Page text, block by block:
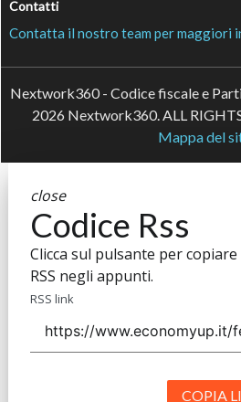
Contatti
Contatta il nostro team per maggiori
Nextwork360 - Codice fiscale e
2026 Nextwork360. ALL RIGHTS
Mappa del
close
Codice Rss
Clicca sul pulsante per
RSS negli appunti.
RSS link
COPIA